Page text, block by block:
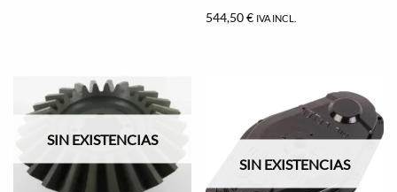
544,50€ IVA INCL.
SIN EXISTENCIAS
SIN EXISTENCIAS